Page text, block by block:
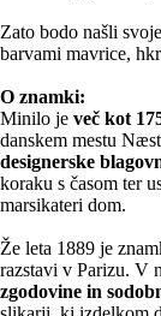
Zato bodo našli
barvami mavrice,
O znamki:
Minilo je več kot
danskem mestu
designerske
koraku s časom ter
marsikateri dom.
Že leta 1889 je
razstavi v Parizu. V
zgodovine in